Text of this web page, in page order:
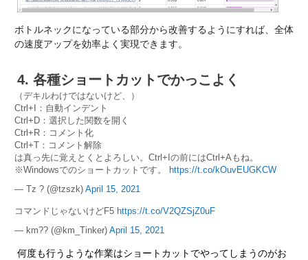
ボトルネックになっている部分から改善するようにすれば、全体
の速度アップを効率よく実現できます。
4. 各種ショートカットでかっこよく
（デキルわけではないけど、）
Ctrl+I：自動インデント
Ctrl+D：選択した関数を開く
Ctrl+R：コメント化
Ctrl+T：コメント解除
は真っ先に覚えとくとよろしい。Ctrl+Iの前にはCtrl+Aもね。
※Windowsでのショートカットです。
https://t.co/kOuvEUGKCW
— Tz ? (@tzszk) April 15, 2021
コマンドじゃないけどF5 https://t.co/V2QZSjZ0uF
— km?? (@km_Tinker) April 15, 2021
何度も行うような作業はショートカットでやってしまうのがお